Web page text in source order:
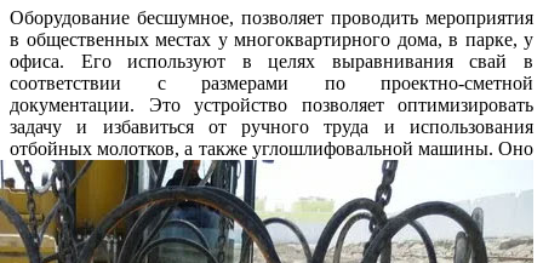
Оборудование бесшумное, позволяет проводить мероприятия
в общественных местах у многоквартирного дома, в парке, у
офиса. Его используют в целях выравнивания свай в
соответствии с размерами по проектно-сметной
документации. Это устройство позволяет оптимизировать
задачу и избавиться от ручного труда и использования
отбойных молотков, а также углошлифовальной машины. Оно